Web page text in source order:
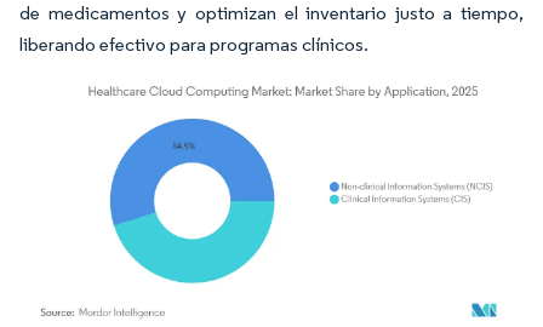
de medicamentos y optimizan el inventario justo a tiempo,
liberando efectivo para programas clínicos.